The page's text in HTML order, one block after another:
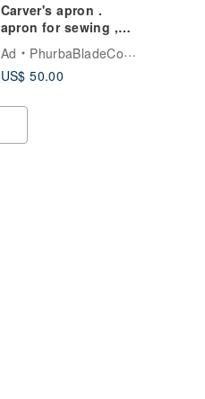
Carver's apron .
apron for sewing ,
embroidery , wood
carving , wood
Ad
PhurbaBladeCompany
US$ 50.00